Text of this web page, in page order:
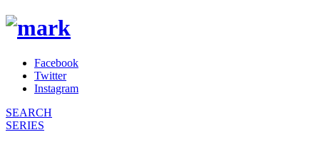
Facebook
Twitter
Instagram
SEARCH
SERIES